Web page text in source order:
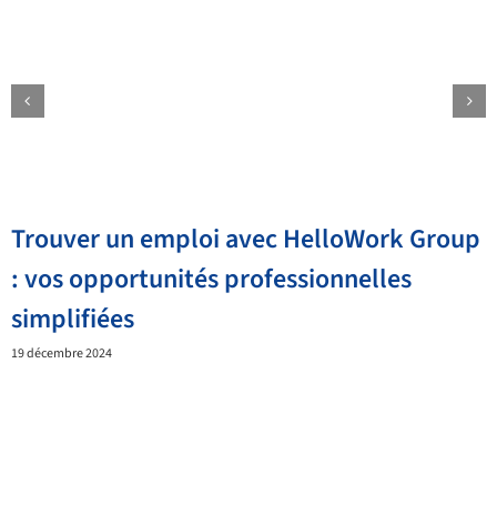
Trouver un emploi avec HelloWork Group
: vos opportunités professionnelles
simplifiées
19 décembre 2024